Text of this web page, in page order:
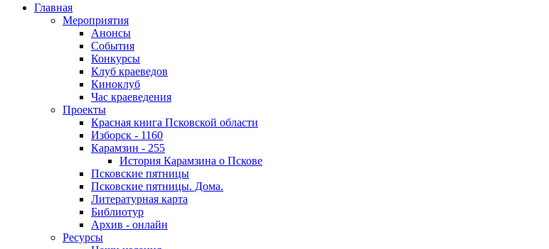
Главная
Мероприятия
Анонсы
События
Конкурсы
Клуб краеведов
Киноклуб
Час краеведения
Проекты
Красная книга Псковской области
Изборск - 1160
Карамзин - 255
История Карамзина о Пскове
Псковские пятницы
Псковские пятницы. Дома.
Литературная карта
Библиотур
Архив - онлайн
Ресурсы